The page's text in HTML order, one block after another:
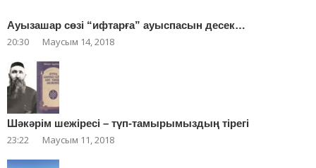
Ауызашар сөзі “ифтарға” ауыспасын десек…
20:30 Маусым 14, 2018
Шәкәрім шежіресі – түп-тамырымыздың тірегі
23:22 Маусым 11, 2018